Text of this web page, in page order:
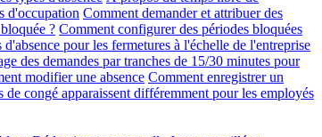
d'occupation Comment demander et attribuer des
? Comment configurer des périodes bloquées
pour les fermetures à l'échelle de l'entreprise
des demandes par tranches de 15/30 minutes pour
modifier une absence Comment enregistrer un
de congé apparaissent différemment pour les employés